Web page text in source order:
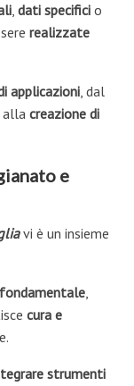
, dati specifici o
realizzate
applicazioni, dal
alla creazione di
e
vi è un insieme
,
cura e
strumenti